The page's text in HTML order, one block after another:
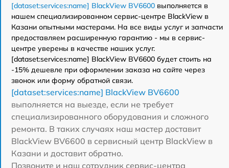
[dataset:services:name] BlackView BV6600 выполняется в
нашем специализированном сервис-центре BlackView в
Казани опытными мастерами. На все виды услуг и запчасти
предоставляем расширенную гарантию - мы в сервис-
центре уверены в качестве наших услуг.
[dataset:services:name] BlackView BV6600 будет стоить на
-15% дешевле при оформлении заказа на сайте через
звонок или форму обратной связи.
[dataset:services:name] BlackView BV6600
выполняется на выезде, если не требует
специализированного оборудования и сложного
ремонта. В таких случаях наш мастер доставит
BlackView BV6600 в сервисный центр BlackView в
Казани и доставит обратно.
Позвоните и наш сотрудник сервис-центра